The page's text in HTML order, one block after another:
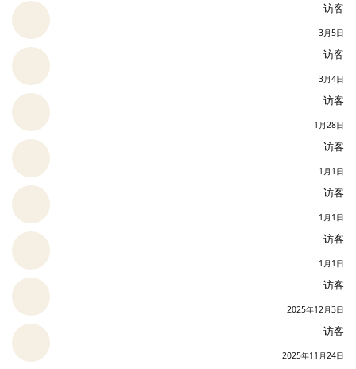
访客
3月5日
访客
3月4日
访客
1月28日
访客
1月1日
访客
1月1日
访客
1月1日
访客
2025年12月3日
访客
2025年11月24日